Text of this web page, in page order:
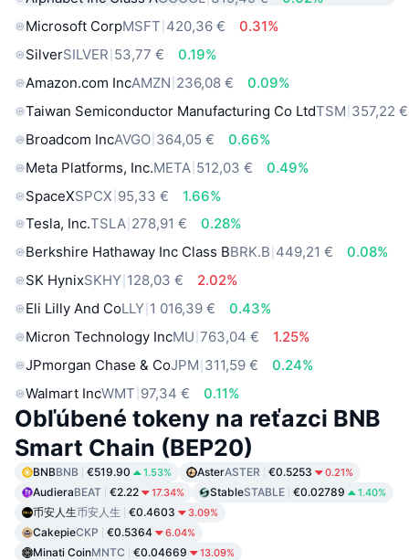
Microsoft CorpMSFT 420,36 €
0.31%
SilverSILVER 53,77 €
0.19%
Amazon.com IncAMZN 236,08 €
0.09%
Taiwan Semiconductor Manufacturing Co LtdTSM 357,22 €
Broadcom IncAVGO 364,05 €
0.66%
Meta Platforms, Inc.META 512,03 €
0.49%
SpaceXSPCX 95,33 €
1.66%
Tesla, Inc.TSLA 278,91 €
0.28%
Berkshire Hathaway Inc Class BBRK.B 449,21 €
0.08%
SK HynixSKHY 128,03 €
2.02%
Eli Lilly And CoLLY 1 016,39 €
0.43%
Micron Technology IncMU 763,04 €
1.25%
JPmorgan Chase & CoJPM 311,59 €
0.24%
Walmart IncWMT 97,34 € 0.11%
Obľúbené tokeny na reťazci BNB
Smart Chain (BEP20)
BNBBNB €519.90 1.53% AsterASTER €0.5253 0.21%
AudieraBEAT €2.22 17.34% StableSTABLE €0.02789 1.40%
币安人生币安人生 €0.4603 3.09%
CakepieCKP €0.5364 6.04%
Minati CoinMNTC €0.04669 13.09%